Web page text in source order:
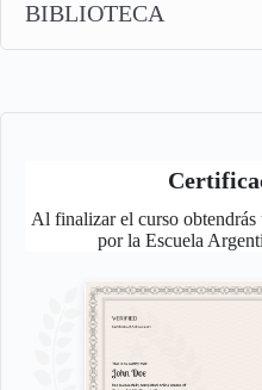
BIBLIOTECA
Al finalizar el curso
por la Escuela